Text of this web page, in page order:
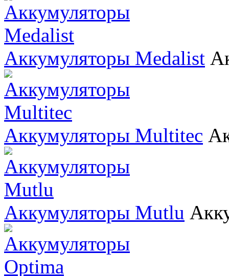
Аккумуляторы Medalist
Аккумуляторы Multitec
Аккумуляторы Mutlu